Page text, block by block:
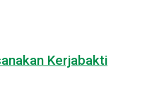
Kerjabakti